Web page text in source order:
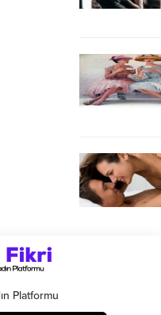
Platformu